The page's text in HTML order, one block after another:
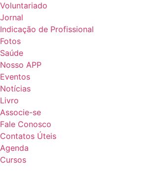
Voluntariado
Jornal
Indicação de Profissional
Fotos
Saúde
Nosso APP
Eventos
Notícias
Livro
Associe-se
Fale Conosco
Contatos Úteis
Agenda
Cursos